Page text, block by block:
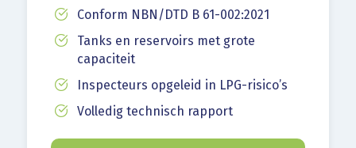
Conform NBN/DTD B 61-002:2021
Tanks en reservoirs met grote
capaciteit
Inspecteurs opgeleid in LPG-risico’s
Volledig technisch rapport